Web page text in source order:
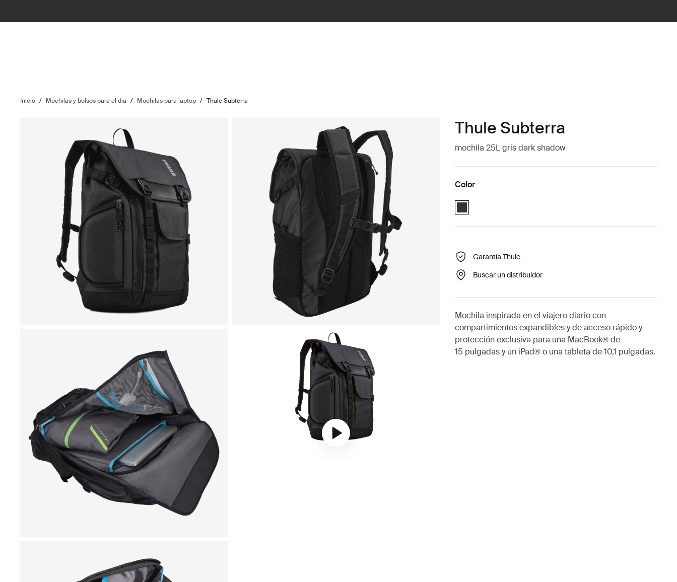
Inicio / Mochilas y bolsos para el día / Mochilas para laptop / Thule Subterra
Play video
Thule Subterra
mochila 25L gris dark shadow
Color
Thule Subterra backpack 25L Sombra oscura (selected)
Garantía Thule
Buscar un distribuidor
Mochila inspirada en el viajero diario con
compartimientos expandibles y de acceso rápido y
protección exclusiva para una MacBook® de
15 pulgadas y un iPad® o una tableta de 10,1 pulgadas.